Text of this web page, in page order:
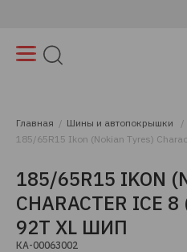
Главная
Шины и автопокрышки
185/65R15 Ikon (Nokian Tyres)
185/65R15 IKON
CHARACTER ICE
92T XL ШИП
КА-00063002